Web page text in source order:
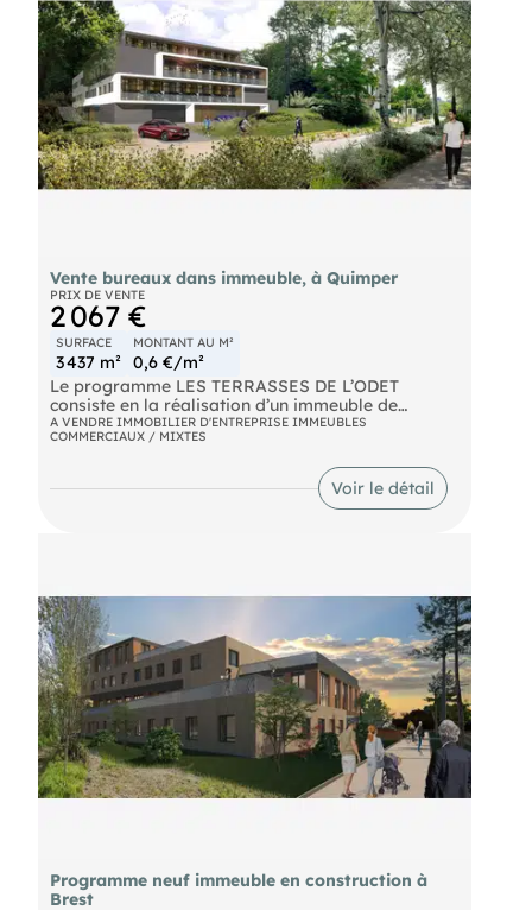
vous à l'agence Référence 7353 2 agences
spécialisées en immobilier professionnel à votre
service à Quimper et à Brest Nos métiers Vente de
fonds de commerce-Cession dentreprise-Gestion
locative-Vente de murs commerciaux-Immobilier
dentreprise et immobilier commercial.
Vente bureaux dans immeuble, à Quimper
PRIX DE VENTE
2 067 €
SURFACE
3 437 m²
MONTANT AU M²
0,6 €/m²
Le programme LES TERRASSES DE L’ODET
consiste en la réalisation d’un immeuble de
bureaux HQE – Haute Qualité Environnementale –
composé de 3 437m² de surface répartis sur 4
niveaux. Cette surface est divisible en plusieurs
espaces aménageables. 117 places de parking
seront également crées sur deux niveaux (un
A VENDRE IMMOBILIER D'ENTREPRISE IMMEUBLES
COMMERCIAUX / MIXTES
Voir le détail
Programme neuf immeuble en construction à
Brest